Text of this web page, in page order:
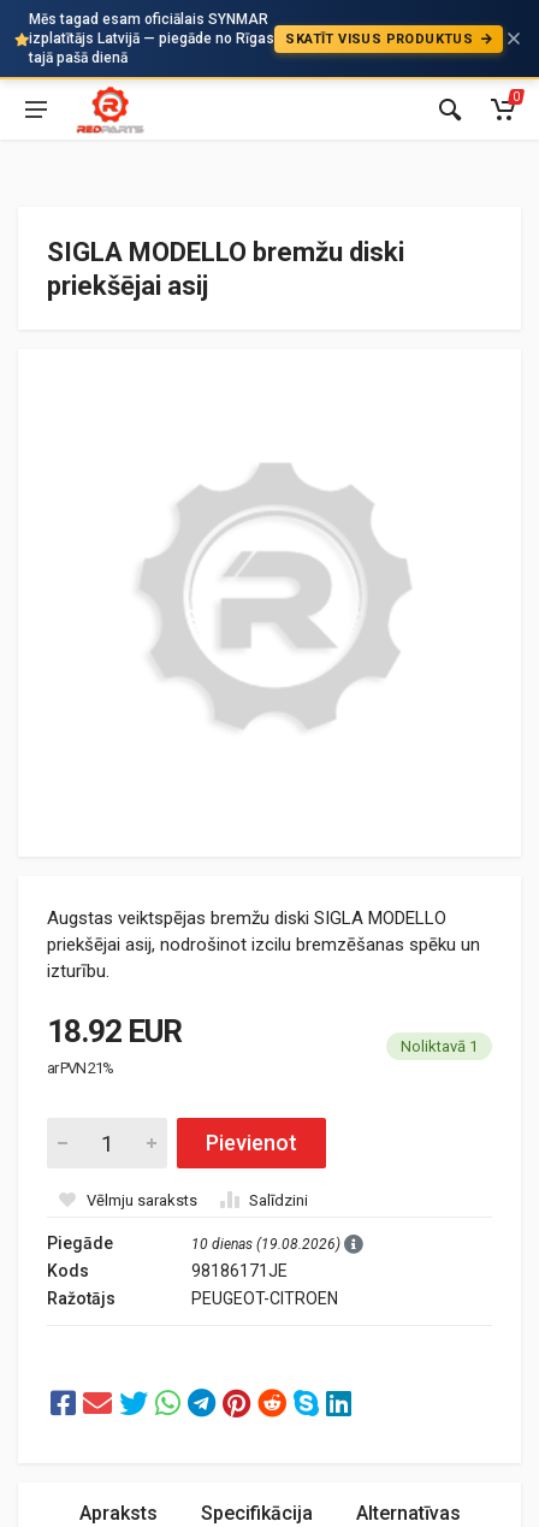
Mēs tagad esam oficiālais SYNMAR
izplatītājs Latvijā — piegāde no Rīgas
tajā pašā dienā
SKATĪT VISUS PRODUKTUS
Auto
0
SIGLA MODELLO bremžu diski
priekšējai asij
Augstas veiktspējas bremžu diski SIGLA MODELLO
priekšējai asij, nodrošinot izcilu bremzēšanas spēku un
izturību.
18.92 EUR
ar PVN 21%
Noliktavā 1
Pievienot
Vēlmju saraksts Salīdzini
Piegāde 10 dienas (19.08.2026)
Kods
98186171JE
Ražotājs
PEUGEOT-CITROEN
Apraksts Specifikācija Alternatīvas